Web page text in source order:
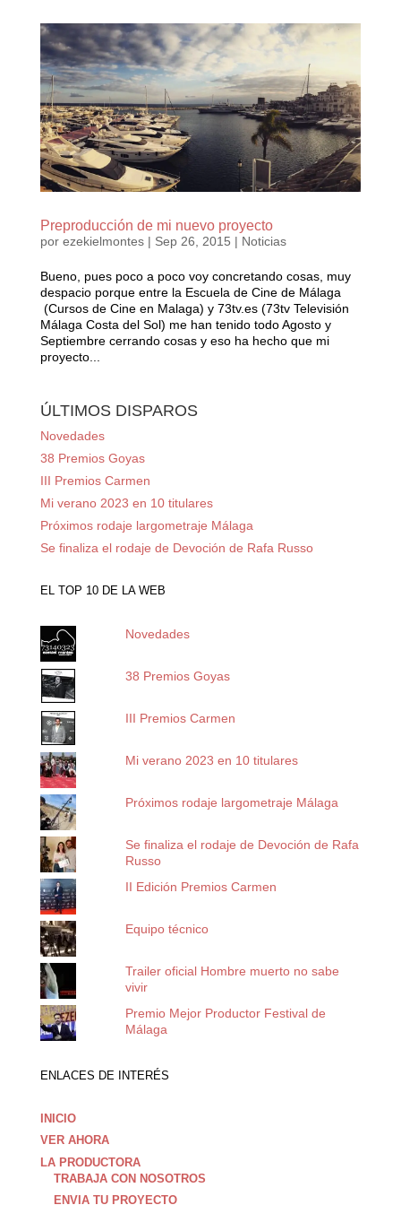
Preproducción de mi nuevo proyecto
por ezekielmontes| Sep 26, 2015 | Noticias
Bueno, pues poco a poco voy concretando cosas, muy
despacio porque entre la Escuela de Cine de Málaga
(Cursos de Cine en Malaga) y 73tv.es (73tv Televisión
Málaga Costa del Sol) me han tenido todo Agosto y
Septiembre cerrando cosas y eso ha hecho que mi
proyecto...
ÚLTIMOS DISPAROS
Novedades
38 Premios Goyas
III Premios Carmen
Mi verano 2023 en 10 titulares
Próximos rodaje largometraje Málaga
Se finaliza el rodaje de Devoción de Rafa Russo
EL TOP 10 DE LA WEB
Novedades
38 Premios Goyas
III Premios Carmen
Mi verano 2023 en 10 titulares
Próximos rodaje largometraje Málaga
Se finaliza el rodaje de Devoción de Rafa
Russo
II Edición Premios Carmen
Equipo técnico
Trailer oficial Hombre muerto no sabe
vivir
Premio Mejor Productor Festival de
Málaga
ENLACES DE INTERÉS
INICIO
VER AHORA
LA PRODUCTORA
TRABAJA CON NOSOTROS
ENVIA TU PROYECTO